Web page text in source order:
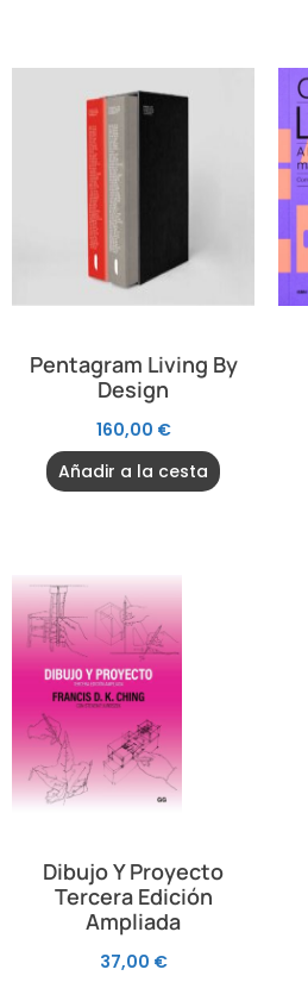
Pentagram Living By
Design
160,00 €
Añadir a la cesta
Dibujo Y Proyecto
Tercera Edición
Ampliada
37,00 €